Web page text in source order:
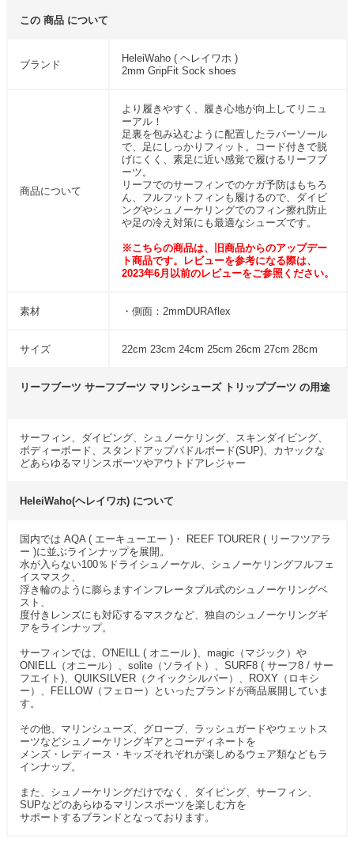
この 商品 について
ブランド
HeleiWaho ( ヘレイワホ )
2mm GripFit Sock shoes
商品について
より履きやすく、履き心地が向上してリニュ
ーアル！
足裏を包み込むように配置したラバーソール
で、足にしっかりフィット。コード付きで脱
げにくく、素足に近い感覚で履けるリーフブ
ーツ。
リーフでのサーフィンでのケガ予防はもちろ
ん、フルフットフィンも履けるので、ダイビ
ングやシュノーケリングでのフィン擦れ防止
や足の冷え対策にも最適なシューズです。
※こちらの商品は、旧商品からのアップデー
ト商品です。レビューを参考になる際は、
2023年6月以前のレビューをご参照ください。
素材 ・側面：2mmDURAflex
サイズ 22cm 23cm 24cm 25cm 26cm 27cm 28cm
リーフブーツ サーフブーツ マリンシューズ トリップブーツ の用途
サーフィン、ダイビング、シュノーケリング、スキンダイビング、
ボディーボード、スタンドアップパドルボード(SUP)、カヤックな
どあらゆるマリンスポーツやアウトドアレジャー
HeleiWaho(ヘレイワホ) について
国内では AQA ( エーキューエー )・ REEF TOURER ( リーフツアラ
ー )に並ぶラインナップを展開。
水が入らない100％ドライシュノーケル、シュノーケリングフルフェ
イスマスク、
浮き輪のように膨らますインフレータブル式のシュノーケリングベ
スト、
度付きレンズにも対応するマスクなど、独自のシュノーケリングギ
アをラインナップ。
サーフィンでは、O'NEILL ( オニール )、magic（マジック）や
ONIELL（オニール）、solite（ソライト）、SURF8 ( サーフ8 / サー
フエイト)、QUIKSILVER（クイックシルバー）、ROXY（ロキシ
ー）、FELLOW（フェロー）といったブランドが商品展開していま
す。
その他、マリンシューズ、グローブ、ラッシュガードやウェットス
ーツなどシュノーケリングギアとコーディネートを
メンズ・レディース・キッズそれぞれが楽しめるウェア類などもラ
インナップ。
また、シュノーケリングだけでなく、ダイビング、サーフィン、
SUPなどのあらゆるマリンスポーツを楽しむ方を
サポートするブランドとなっております。